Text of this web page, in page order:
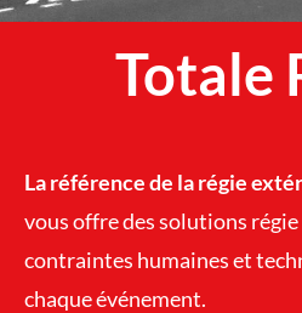
Totale
La référence de la régie
vous offre des solutions
contraintes humaines et
chaque événement.